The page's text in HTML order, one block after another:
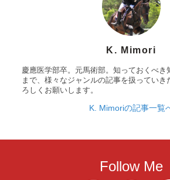
K. Mimori
慶應医学部卒。元馬術部。知っておくべき
まで、様々なジャンルの記事を扱っていき
ろしくお願いします。
K. Mimoriの記事一覧
Follow Me